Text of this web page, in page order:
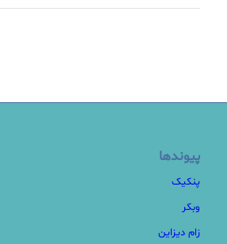
پیوندها
پنکیک
وبکر
زام دیزاین